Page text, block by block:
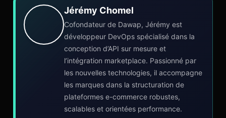
Jérémy Chomel
Cofondateur de Dawap, Jérémy est
développeur DevOps spécialisé dans la
conception d’API sur mesure et
l’intégration marketplace. Passionné par
les nouvelles technologies, il accompagne
les marques dans la structuration de
plateformes e-commerce robustes,
scalables et orientées performance.